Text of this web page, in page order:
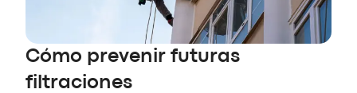
Cómo prevenir futuras
filtraciones